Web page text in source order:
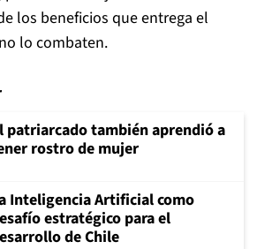
los beneficios que entrega el
lo combaten.
patriarcado también aprendió a
rostro de mujer
Inteligencia Artificial como
estratégico para el
de Chile